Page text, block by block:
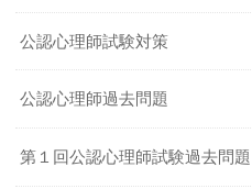
公認心理師試験対策
公認心理師過去問題
第１回公認心理師試験過去問題